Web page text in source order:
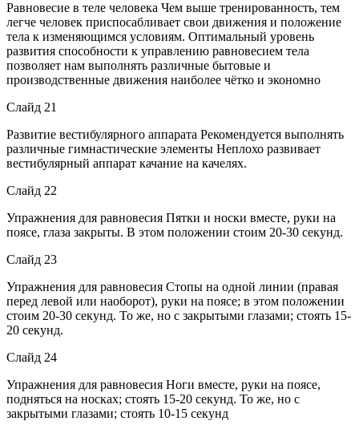
Равновесие в теле человека Чем выше тренированность, тем
легче человек приспосабливает свои движения и положение
тела к изменяющимся условиям. Оптимальный уровень
развития способности к управлению равновесием тела
позволяет нам выполнять различные бытовые и
производственные движения наиболее чётко и экономно
Слайд 21
Развитие вестибулярного аппарата Рекомендуется выполнять
различные гимнастические элементы Неплохо развивает
вестибулярный аппарат качание на качелях.
Слайд 22
Упражнения для равновесия Пятки и носки вместе, руки на
поясе, глаза закрыты. В этом положении стоим 20-30 секунд.
Слайд 23
Упражнения для равновесия Стопы на одной линии (правая
перед левой или наоборот), руки на поясе; в этом положении
стоим 20-30 секунд. То же, но с закрытыми глазами; стоять 15-
20 секунд.
Слайд 24
Упражнения для равновесия Ноги вместе, руки на поясе,
подняться на носках; стоять 15-20 секунд. То же, но с
закрытыми глазами; стоять 10-15 секунд